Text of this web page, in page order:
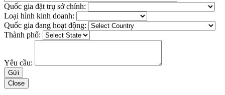
Quốc gia đặt trụ sở chính:
Loại hình kinh doanh:
Quốc gia đang hoạt động:
Thành phố:
Yêu cầu:
Close